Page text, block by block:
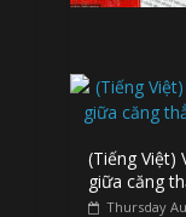
(Tiếng Việt)
giữa căng
Thursday